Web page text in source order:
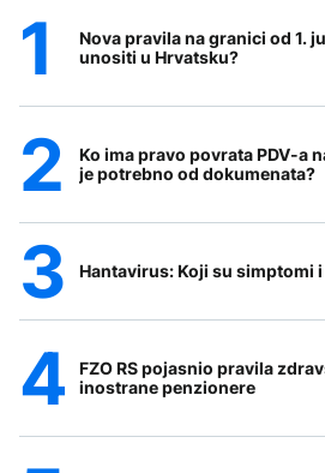
Nova pravila na granici od 1.
unositi u Hrvatsku?
Ko ima pravo povrata PDV-a
je potrebno od dokumenata?
Hantavirus: Koji su simptomi
FZO RS pojasnio pravila
inostrane penzionere